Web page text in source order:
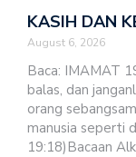
KASIH DAN
August 6, 2026
Baca: IMAMAT
balas, dan
orang
manusia seperti
19:18)Bacaan